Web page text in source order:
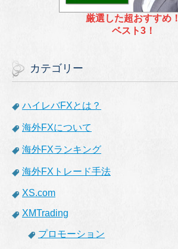
厳選した超おすすめ！
ベスト3！
カテゴリー
ハイレバFXとは？
海外FXについて
海外FXランキング
海外FXトレード手法
XS.com
XMTrading
プロモーション